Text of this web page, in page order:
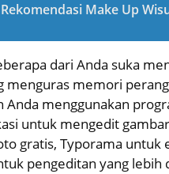
Rekomendasi Make Up
dari Anda suka
menguras memori
Anda menggunakan
untuk mengedit
gratis, Typorama untuk
pengeditan yang